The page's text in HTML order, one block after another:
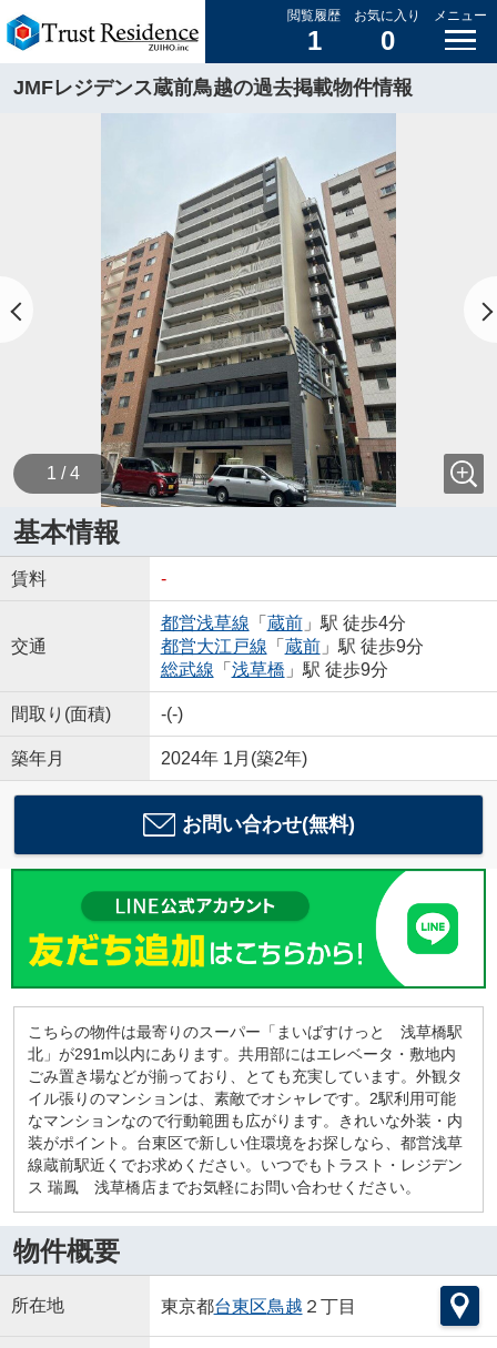
閲覧履歴
1
お気に入り
0
メニュー
JMFレジデンス蔵前鳥越の過去掲載物件情報
1 / 4
基本情報
賃料 -
交通
都営浅草線 「 蔵前」駅 徒歩4分
都営大江戸線 「 蔵前」駅 徒歩9分
総武線 「 浅草橋 」駅 徒歩9分
間取り(面積) -(-)
築年月 2024年 1月(築2年)
お問い合わせ(無料)
こちらの物件は最寄りのスーパー「まいばすけっと 浅草橋駅
北」が291m以内にあります。共用部にはエレベータ・敷地内
ごみ置き場などが揃っており、とても充実しています。外観タ
イル張りのマンションは、素敵でオシャレです。2駅利用可能
なマンションなので行動範囲も広がります。きれいな外装・内
装がポイント。台東区で新しい住環境をお探しなら、都営浅草
線蔵前駅近くでお求めください。いつでもトラスト・レジデン
ス 瑞鳳 浅草橋店までお気軽にお問い合わせください。
物件概要
所在地 東京都台東区鳥越 ２丁目